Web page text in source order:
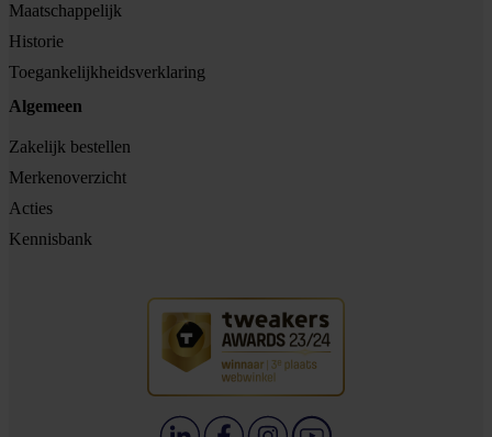
Maatschappelijk
Historie
Toegankelijkheidsverklaring
Algemeen
Zakelijk bestellen
Merkenoverzicht
Acties
Kennisbank